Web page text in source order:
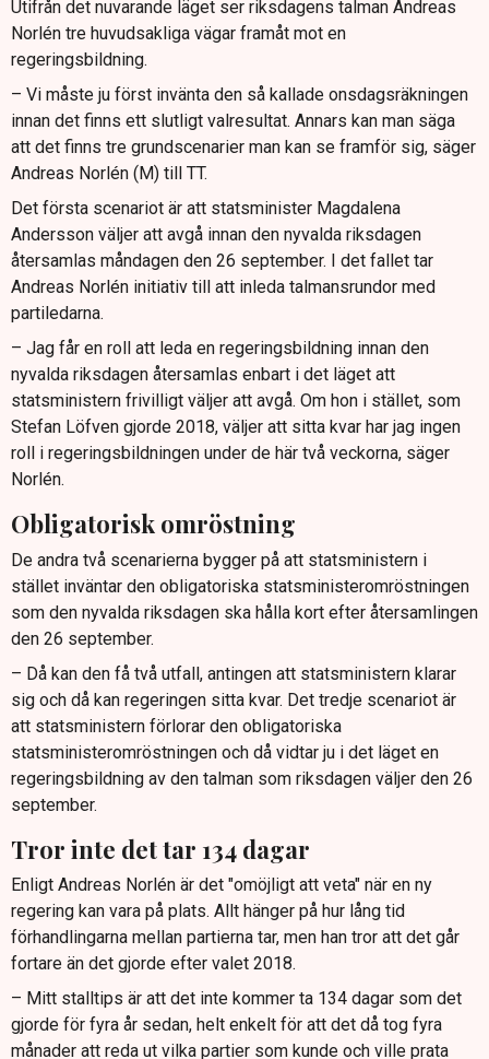
Utifrån det nuvarande läget ser riksdagens talman Andreas
Norlén tre huvudsakliga vägar framåt mot en
regeringsbildning.
– Vi måste ju först invänta den så kallade onsdagsräkningen
innan det finns ett slutligt valresultat. Annars kan man säga
att det finns tre grundscenarier man kan se framför sig, säger
Andreas Norlén (M) till TT.
Det första scenariot är att statsminister Magdalena
Andersson väljer att avgå innan den nyvalda riksdagen
återsamlas måndagen den 26 september. I det fallet tar
Andreas Norlén initiativ till att inleda talmansrundor med
partiledarna.
– Jag får en roll att leda en regeringsbildning innan den
nyvalda riksdagen återsamlas enbart i det läget att
statsministern frivilligt väljer att avgå. Om hon i stället, som
Stefan Löfven gjorde 2018, väljer att sitta kvar har jag ingen
roll i regeringsbildningen under de här två veckorna, säger
Norlén.
Obligatorisk omröstning
De andra två scenarierna bygger på att statsministern i
stället inväntar den obligatoriska statsministeromröstningen
som den nyvalda riksdagen ska hålla kort efter återsamlingen
den 26 september.
– Då kan den få två utfall, antingen att statsministern klarar
sig och då kan regeringen sitta kvar. Det tredje scenariot är
att statsministern förlorar den obligatoriska
statsministeromröstningen och då vidtar ju i det läget en
regeringsbildning av den talman som riksdagen väljer den 26
september.
Tror inte det tar 134 dagar
Enligt Andreas Norlén är det "omöjligt att veta" när en ny
regering kan vara på plats. Allt hänger på hur lång tid
förhandlingarna mellan partierna tar, men han tror att det går
fortare än det gjorde efter valet 2018.
– Mitt stalltips är att det inte kommer ta 134 dagar som det
gjorde för fyra år sedan, helt enkelt för att det då tog fyra
månader att reda ut vilka partier som kunde och ville prata